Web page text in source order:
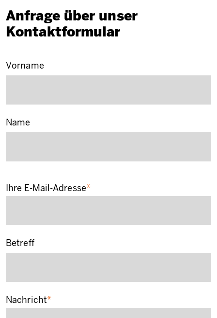
Anfrage über unser
Kontaktformular
Ihr Name
Vorname
Name
Ihre E-Mail-Adresse
Betreff
Nachricht